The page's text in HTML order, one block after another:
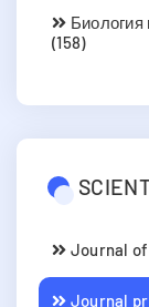
(158)
Journal
Journal